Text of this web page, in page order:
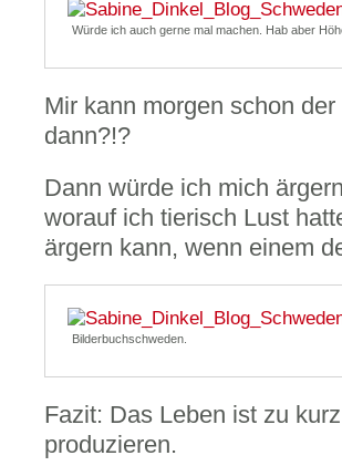
Würde ich auch gerne mal machen. Hab aber
Mir kann morgen schon
dann?!?
Dann würde ich mich
worauf ich tierisch Lust
ärgern kann, wenn einem
Bilderbuchschweden.
Fazit: Das Leben ist zu
produzieren.